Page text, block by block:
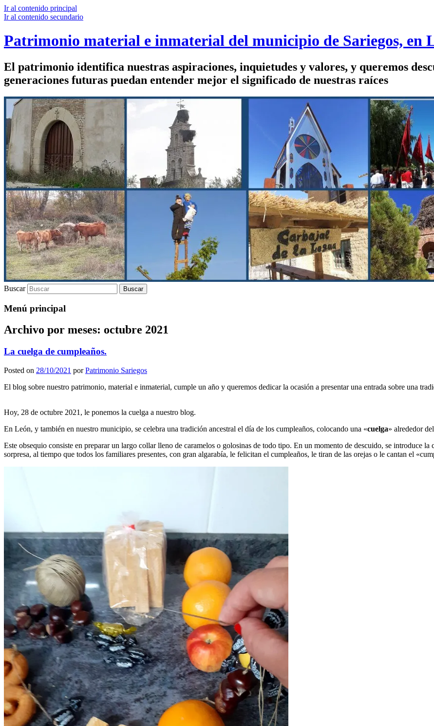
Ir al contenido principal
Ir al contenido secundario
Patrimonio material e inmaterial del municipio de Sariegos, en
El patrimonio identifica nuestras aspiraciones, inquietudes y valores, y queremos
generaciones futuras puedan entender mejor el significado de nuestras raíces
Buscar
Menú principal
Archivo por meses: octubre 2021
La cuelga de cumpleaños.
Posted on 28/10/2021 porPatrimonio Sariegos
El blog sobre nuestro patrimonio, material e inmaterial, cumple un año y queremos dedicar la ocasión a presentar una entrada sobre una
Hoy, 28 de octubre 2021, le ponemos la cuelga a nuestro blog.
En León, y también en nuestro municipio, se celebra una tradición ancestral el día de los cumpleaños, colocando una «cuelga» alrededor
Este obsequio consiste en preparar un largo collar lleno de caramelos o golosinas de todo tipo. En un momento de descuido, se introduce la
sorpresa, al tiempo que todos los familiares presentes, con gran algarabía, le felicitan el cumpleaños, le tiran de las orejas o le cantan el